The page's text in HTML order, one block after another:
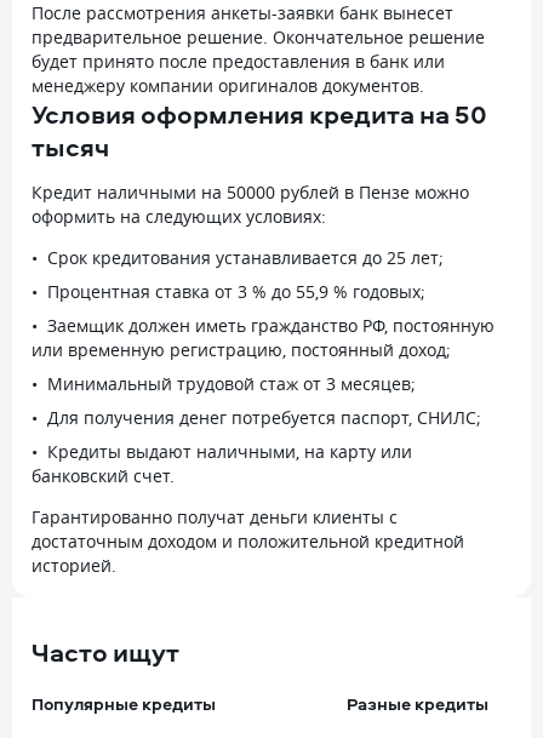
После рассмотрения анкеты-заявки банк вынесет
предварительное решение. Окончательное решение
будет принято после предоставления в банк или
менеджеру компании оригиналов документов.
Условия оформления кредита на 50
тысяч
Кредит наличными на 50000 рублей в Пензе можно
оформить на следующих условиях:
Срок кредитования устанавливается до 25 лет;
Процентная ставка от 3 % до 55,9 % годовых;
Заемщик должен иметь гражданство РФ, постоянную
или временную регистрацию, постоянный доход;
Минимальный трудовой стаж от 3 месяцев;
Для получения денег потребуется паспорт, СНИЛС;
Кредиты выдают наличными, на карту или
банковский счет.
Гарантированно получат деньги клиенты с
достаточным доходом и положительной кредитной
историей.
Часто ищут
Популярные кредиты Разные кредиты